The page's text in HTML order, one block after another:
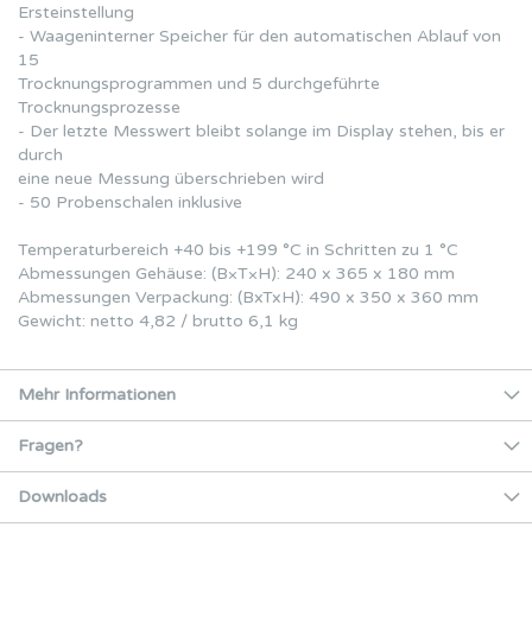
Ersteinstellung
- Waageninterner Speicher für den automatischen Ablauf von
15
Trocknungsprogrammen und 5 durchgeführte
Trocknungsprozesse
- Der letzte Messwert bleibt solange im Display stehen, bis er
durch
eine neue Messung überschrieben wird
- 50 Probenschalen inklusive
Temperaturbereich +40 bis +199 °C in Schritten zu 1 °C
Abmessungen Gehäuse: (B×T×H): 240 x 365 x 180 mm
Abmessungen Verpackung: (BxTxH): 490 x 350 x 360 mm
Gewicht: netto 4,82 / brutto 6,1 kg
Mehr Informationen
Fragen?
Downloads